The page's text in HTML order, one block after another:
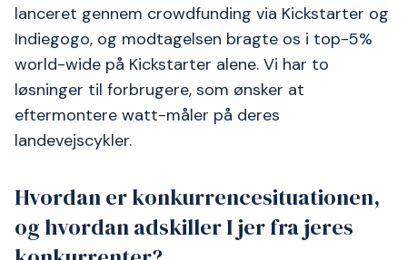
lanceret gennem crowdfunding via Kickstarter og
Indiegogo, og modtagelsen bragte os i top-5%
world-wide på Kickstarter alene. Vi har to
løsninger til forbrugere, som ønsker at
eftermontere watt-måler på deres
landevejscykler.
Hvordan er konkurrencesituationen,
og hvordan adskiller I jer fra jeres